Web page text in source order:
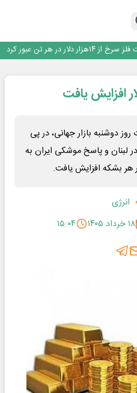
وحرفه ای آزاد تخصصی انرژی‌های نو و
در هر تن عبور کرد
وحرفه ای آزاد تخصصی انرژی‌های نو و
فولادسنگان
دوشنبه بازار جهانی، در پی
لبنان و پاسخ موشکی ایران به
انرژی
۱۸ خرداد ۱۴۰۵ ۱۵:۰۴